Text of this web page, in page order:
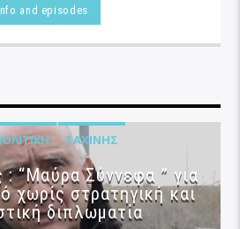
and episodes
ΣΑΧΊΝΗΣ
“Μαύρα Σύννεφα ” για
χωρίς στρατηγική και
διπλωματία